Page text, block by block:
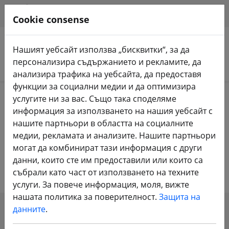
Търсене на продукти
Home
Магазин на DJI
Резервни части и аксесоари на DJI
Резервни части и аксесоари на
DJI
Cookie consense
Нашият уебсайт използва „бисквитки“, за да
персонализира съдържанието и рекламите, да
анализира трафика на уебсайта, да предоставя
функции за социални медии и да оптимизира
услугите ни за вас. Също така споделяме
информация за използването на нашия уебсайт с
нашите партньори в областта на социалните
медии, рекламата и анализите. Нашите партньори
могат да комбинират тази информация с други
данни, които сте им предоставили или които са
събрали като част от използването на техните
услуги. За повече информация, моля, вижте
нашата политика за поверителност. Защита на
данните.